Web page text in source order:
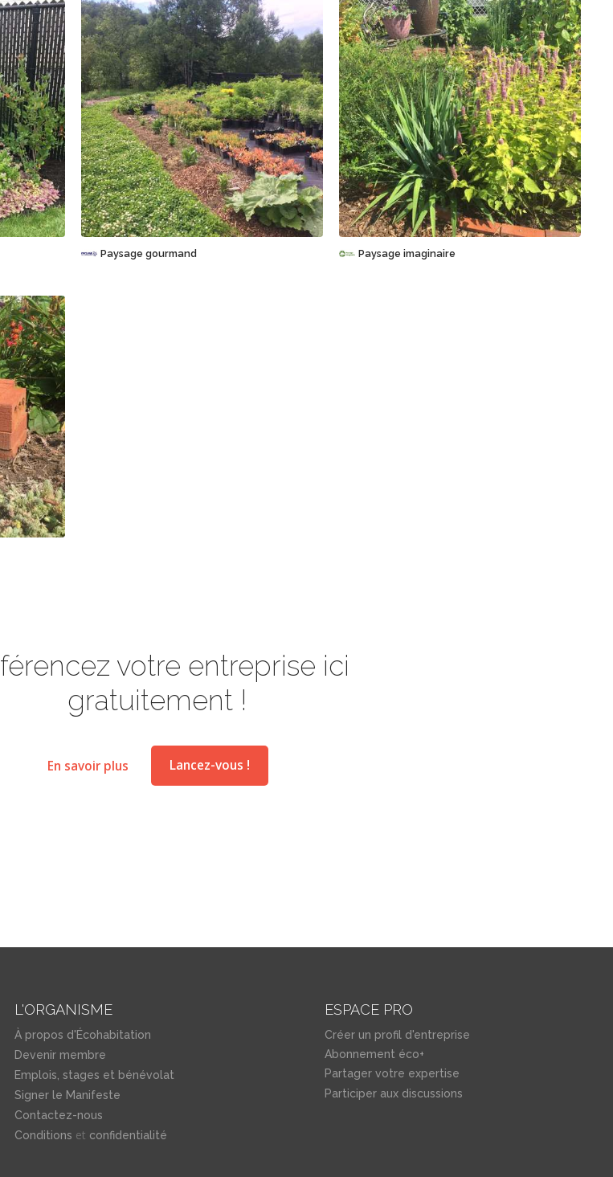
Sauvegarder
Paysage gourmand
Sauvegarder
Paysage imaginaire
votre entreprise ici
gratuitement !
En savoir plus Lancez-vous !
L'ORGANISME
À propos d'Écohabitation
Devenir membre
Emplois, stages et bénévolat
Signer le Manifeste
Contactez-nous
Conditions et confidentialité
ESPACE PRO
Créer un profil d'entreprise
Abonnement éco+
Partager votre expertise
Participer aux discussions